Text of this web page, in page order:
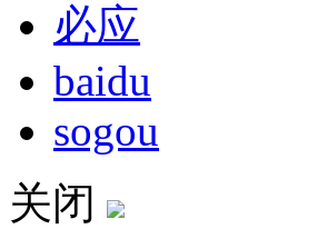
必应
baidu
sogou
关闭